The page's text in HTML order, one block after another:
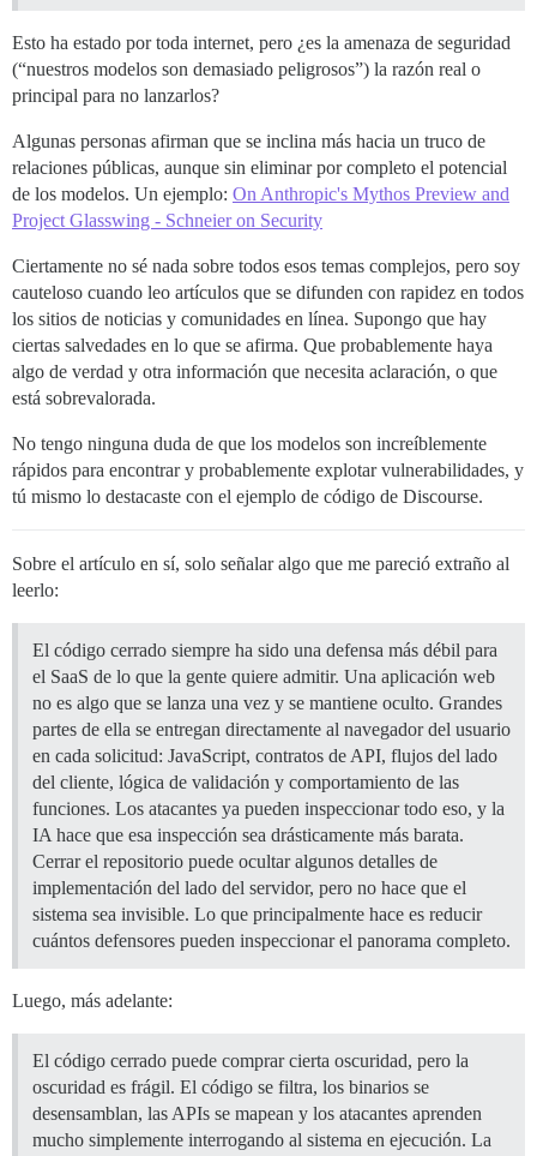
Esto ha estado por toda internet, pero ¿es la amenaza de seguridad
(“nuestros modelos son demasiado peligrosos”) la razón real o
principal para no lanzarlos?
Algunas personas afirman que se inclina más hacia un truco de
relaciones públicas, aunque sin eliminar por completo el potencial
de los modelos. Un ejemplo: On Anthropic's Mythos Preview and
Project Glasswing - Schneier on Security
Ciertamente no sé nada sobre todos esos temas complejos, pero soy
cauteloso cuando leo artículos que se difunden con rapidez en todos
los sitios de noticias y comunidades en línea. Supongo que hay
ciertas salvedades en lo que se afirma. Que probablemente haya
algo de verdad y otra información que necesita aclaración, o que
está sobrevalorada.
No tengo ninguna duda de que los modelos son increíblemente
rápidos para encontrar y probablemente explotar vulnerabilidades, y
tú mismo lo destacaste con el ejemplo de código de Discourse.
Sobre el artículo en sí, solo señalar algo que me pareció extraño al
leerlo:
El código cerrado siempre ha sido una defensa más débil para
el SaaS de lo que la gente quiere admitir. Una aplicación web
no es algo que se lanza una vez y se mantiene oculto. Grandes
partes de ella se entregan directamente al navegador del usuario
en cada solicitud: JavaScript, contratos de API, flujos del lado
del cliente, lógica de validación y comportamiento de las
funciones. Los atacantes ya pueden inspeccionar todo eso, y la
IA hace que esa inspección sea drásticamente más barata.
Cerrar el repositorio puede ocultar algunos detalles de
implementación del lado del servidor, pero no hace que el
sistema sea invisible. Lo que principalmente hace es reducir
cuántos defensores pueden inspeccionar el panorama completo.
Luego, más adelante:
El código cerrado puede comprar cierta oscuridad, pero la
oscuridad es frágil. El código se filtra, los binarios se
desensamblan, las APIs se mapean y los atacantes aprenden
mucho simplemente interrogando al sistema en ejecución. La